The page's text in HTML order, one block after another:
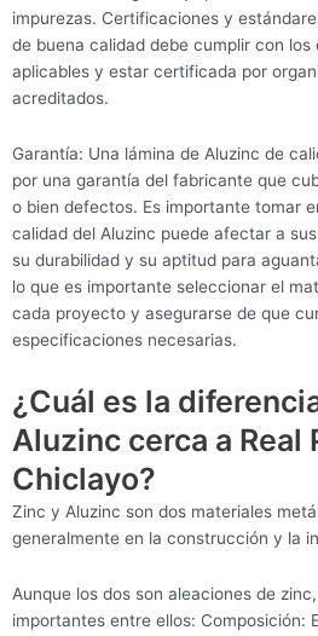
impurezas. Certificaciones y
de buena calidad debe cumplir con
aplicables y estar certificada por
acreditados.
Garantía: Una lámina de Aluzinc de
por una garantía del fabricante que
o bien defectos. Es importante tomar
calidad del Aluzinc puede afectar a
su durabilidad y su aptitud para
lo que es importante seleccionar el
cada proyecto y asegurarse de que
especificaciones necesarias.
¿Cuál es la
Aluzinc cerca a Real
Chiclayo?
Zinc y Aluzinc son dos materiales
generalmente en la construcción y la
Aunque los dos son aleaciones de
importantes entre ellos: Composición: